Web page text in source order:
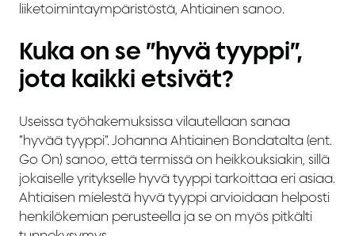
liiketoimintaympäristöstä, Ahtiainen sanoo.
Kuka on se ”hyvä tyyppi”,
jota kaikki etsivät?
Useissa työhakemuksissa vilautellaan sanaa
”hyvää tyyppi”. Johanna Ahtiainen Bondatalta (ent.
Go On) sanoo, että termissä on heikkouksiakin, sillä
jokaiselle yritykselle hyvä tyyppi tarkoittaa eri asiaa.
Ahtiaisen mielestä hyvä tyyppi arvioidaan helposti
henkilökemian perusteella ja se on myös pitkälti